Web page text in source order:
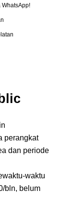
perangkat
dan periode
waktu
bln, belum